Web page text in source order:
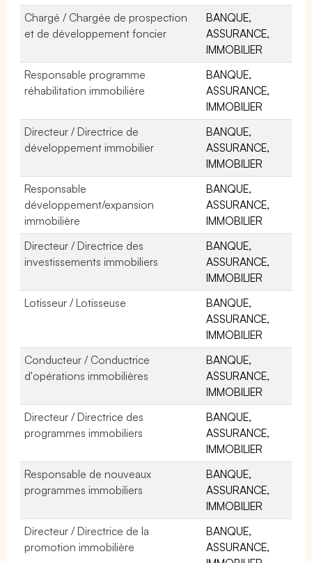
Chargé / Chargée de prospection
et de développement foncier
BANQUE,
ASSURANCE,
IMMOBILIER
Responsable programme
réhabilitation immobilière
BANQUE,
ASSURANCE,
IMMOBILIER
Directeur / Directrice de
développement immobilier
BANQUE,
ASSURANCE,
IMMOBILIER
Responsable
développement/expansion
immobilière
BANQUE,
ASSURANCE,
IMMOBILIER
Directeur / Directrice des
investissements immobiliers
BANQUE,
ASSURANCE,
IMMOBILIER
Lotisseur / Lotisseuse
BANQUE,
ASSURANCE,
IMMOBILIER
Conducteur / Conductrice
d'opérations immobilières
BANQUE,
ASSURANCE,
IMMOBILIER
Directeur / Directrice des
programmes immobiliers
BANQUE,
ASSURANCE,
IMMOBILIER
Responsable de nouveaux
programmes immobiliers
BANQUE,
ASSURANCE,
IMMOBILIER
Directeur / Directrice de la
promotion immobilière
BANQUE,
ASSURANCE,